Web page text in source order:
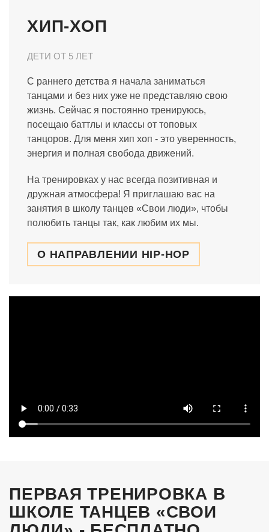
ХИП-ХОП
ДЕТИ ОТ 5 ЛЕТ
С раннего детства я начала заниматься
танцами и без них уже не представляю свою
жизнь. Сейчас я постоянно тренируюсь,
посещаю баттлы и классы от топовых
танцоров. Для меня хип хоп - это уверенность,
энергия и полная свобода движений.
На тренировках у нас всегда позитивная и
дружная атмосфера! Я приглашаю вас на
занятия в школу танцев «Свои люди», чтобы
полюбить танцы так, как любим их мы.
О НАПРАВЛЕНИИ HIP-HOP
ПЕРВАЯ ТРЕНИРОВКА В
ШКОЛЕ ТАНЦЕВ «СВОИ